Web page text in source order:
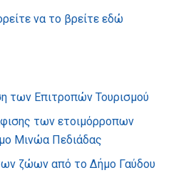
να το βρείτε εδώ
των Επιτροπών Τουρισμού
των ετοιμόρροπων
Μινώα Πεδιάδας
ζώων από το Δήμο Γαύδου